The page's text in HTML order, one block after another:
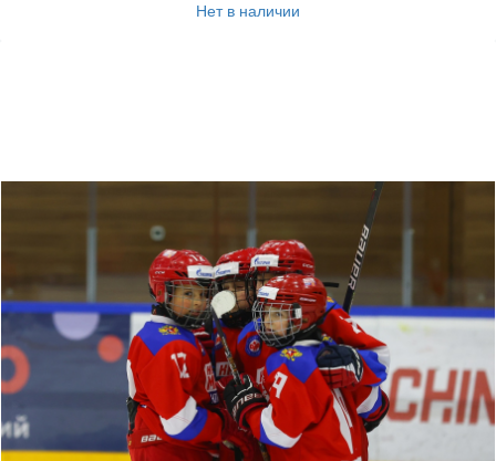
Нет в наличии